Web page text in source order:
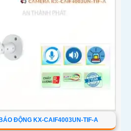
ĐỘNG KX-CAIF4003UN-TIF-A